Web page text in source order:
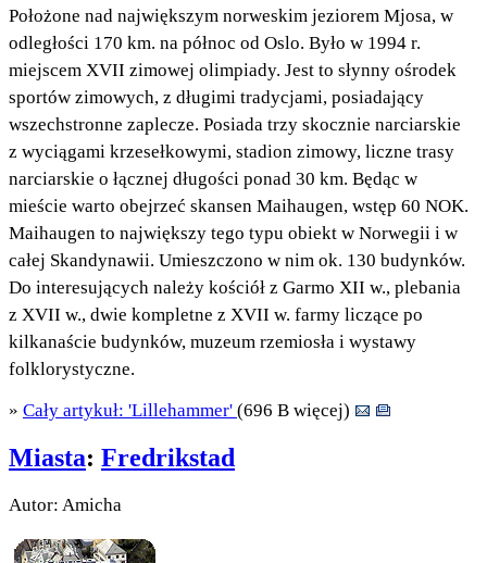
Położone nad największym norweskim jeziorem Mjosa, w
odległości 170 km. na północ od Oslo. Było w 1994 r.
miejscem XVII zimowej olimpiady. Jest to słynny ośrodek
sportów zimowych, z długimi tradycjami, posiadający
wszechstronne zaplecze. Posiada trzy skocznie narciarskie
z wyciągami krzesełkowymi, stadion zimowy, liczne trasy
narciarskie o łącznej długości ponad 30 km. Będąc w
mieście warto obejrzeć skansen Maihaugen, wstęp 60 NOK.
Maihaugen to największy tego typu obiekt w Norwegii i w
całej Skandynawii. Umieszczono w nim ok. 130 budynków.
Do interesujących należy kościół z Garmo XII w., plebania
z XVII w., dwie kompletne z XVII w. farmy liczące po
kilkanaście budynków, muzeum rzemiosła i wystawy
folklorystyczne.
» Cały artykuł: 'Lillehammer' (696 B więcej)
Miasta: Fredrikstad
Autor: Amicha